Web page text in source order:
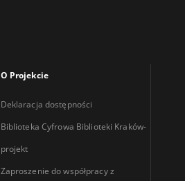
O Projekcie
Deklaracja dostępności
Biblioteka Cyfrowa Biblioteki Kraków-
projekt
Zaproszenie do współpracy z